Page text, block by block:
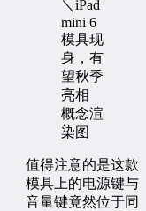
概念渲
染图
值得注意的是这款
模具上的电源键与
音量键竟然位于同